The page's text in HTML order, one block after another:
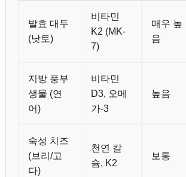
발효 대두
(낫토)
비타민
K2 (MK-
7)
매우 높
음
지방 풍부
생물 (연
어)
비타민
D3, 오메
가-3
높음
숙성 치즈
(브리/고
다)
천연 칼
슘, K2
보통